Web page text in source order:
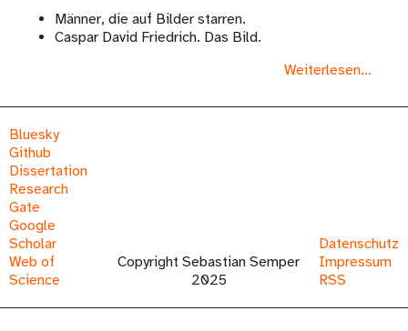
Männer, die auf Bilder starren.
Caspar David Friedrich. Das Bild.
Weiterlesen...
Bluesky
Github
Dissertation
Research
Gate
Google
Scholar
Web of
Science
Copyright Sebastian Semper
2025
Datenschutz
Impressum
RSS